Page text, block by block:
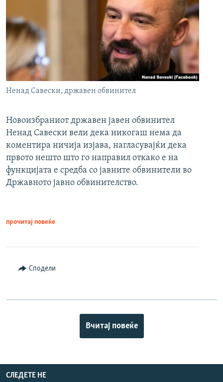
Ненад Савески, државен обвинител
Новоизбраниот државен јавен обвинител
Ненад Савески вели дека никогаш нема да
коментира ничија изјава, нагласувајќи дека
првото нешто што го направил откако е на
функцијата е средба со јавните обвинители во
Државното јавно обвинителство.
прочитај повеќе
Сподели
Вчитај повеќе
СЛЕДЕТЕ НЕ